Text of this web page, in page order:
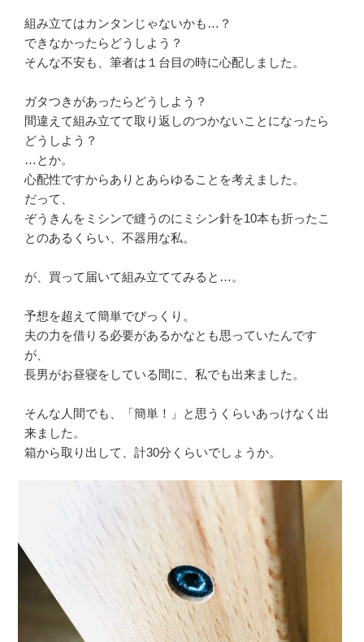
組み立てはカンタンじゃないかも…？
できなかったらどうしよう？
そんな不安も、筆者は１台目の時に心配しました。
ガタつきがあったらどうしよう？
間違えて組み立てて取り返しのつかないことになったら
どうしよう？
…とか。
心配性ですからありとあらゆることを考えました。
だって、
ぞうきんをミシンで縫うのにミシン針を10本も折ったこ
とのあるくらい、不器用な私。
が、買って届いて組み立ててみると…。
予想を超えて簡単でびっくり。
夫の力を借りる必要があるかなとも思っていたんです
が、
長男がお昼寝をしている間に、私でも出来ました。
そんな人間でも、「簡単！」と思うくらいあっけなく出
来ました。
箱から取り出して、計30分くらいでしょうか。